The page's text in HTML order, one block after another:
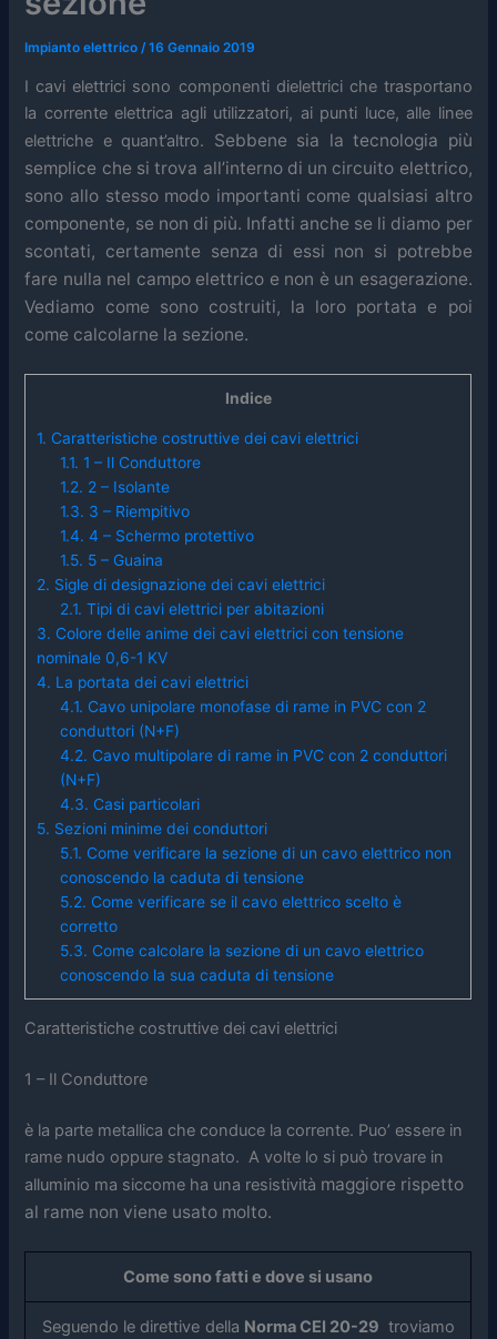
Impianto elettrico /16 Gennaio 2019
I cavi elettrici sono componenti dielettrici che trasportano
la corrente elettrica agli utilizzatori, ai punti luce, alle linee
elettriche e quant’altro. Sebbene sia la tecnologia più
semplice che si trova all’interno di un circuito elettrico,
sono allo stesso modo importanti come qualsiasi altro
componente, se non di più. Infatti anche se li diamo per
scontati, certamente senza di essi non si potrebbe
fare nulla nel campo elettrico e non è un esagerazione.
Vediamo come sono costruiti, la loro portata e poi
come calcolarne la sezione.
Indice
1. Caratteristiche costruttive dei cavi elettrici
1.1. 1 – Il Conduttore
1.2. 2 – Isolante
1.3. 3 – Riempitivo
1.4. 4 – Schermo protettivo
1.5. 5 – Guaina
2. Sigle di designazione dei cavi elettrici
2.1. Tipi di cavi elettrici per abitazioni
3. Colore delle anime dei cavi elettrici con tensione
nominale 0,6-1 KV
4. La portata dei cavi elettrici
4.1. Cavo unipolare monofase di rame in PVC con 2
conduttori (N+F)
4.2. Cavo multipolare di rame in PVC con 2 conduttori
(N+F)
4.3. Casi particolari
5. Sezioni minime dei conduttori
5.1. Come verificare la sezione di un cavo elettrico non
conoscendo la caduta di tensione
5.2. Come verificare se il cavo elettrico scelto è
corretto
5.3. Come calcolare la sezione di un cavo elettrico
conoscendo la sua caduta di tensione
Caratteristiche costruttive dei cavi elettrici
1 – Il Conduttore
è la parte metallica che conduce la corrente. Puo’ essere in
rame nudo oppure stagnato. A volte lo si può trovare in
alluminio ma siccome ha una resistività maggiore rispetto
al rame non viene usato molto.
Come sono fatti e dove si usano
Seguendo le direttive della Norma CEI 20-29 troviamo